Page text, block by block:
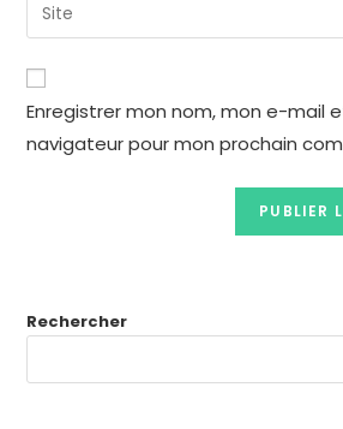
Enregistrer mon nom, mon e-mail
navigateur pour mon prochain
Rechercher